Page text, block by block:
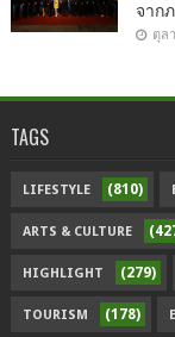
จาก
ตุล
TAGS
LIFESTYLE (810)
ARTS & CULTURE
HIGHLIGHT (279)
TOURISM (178)